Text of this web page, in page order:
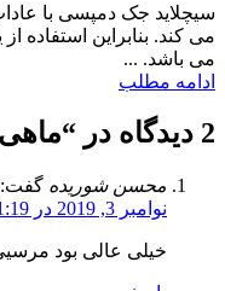
سیچلاید جک دمپسی با
می کند. بنابراین استفاده
می باشد. ...
ادامه مطلب
2 دیدگاه در “
محسن شوریده گفت:
نوامبر 3, 2019 در 11:19 ب.ظ
خیلی عالی بود